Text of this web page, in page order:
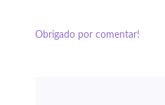
Obrigado por comentar!